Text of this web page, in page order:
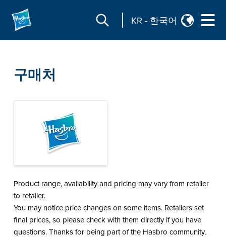
KR - 한국어
구매처
Product range, availability and pricing may vary from retailer
to retailer.
You may notice price changes on some items. Retailers set
final prices, so please check with them directly if you have
questions. Thanks for being part of the Hasbro community.